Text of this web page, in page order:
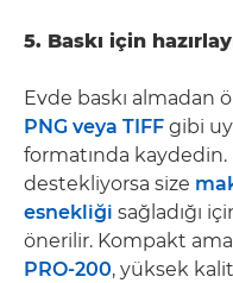
5. Baskı için
Evde baskı almadan
PNG veya TIFF gibi
formatında
destekliyorsa size
esnekliği sağladığı
önerilir. Kompakt
PRO-200, yüksek